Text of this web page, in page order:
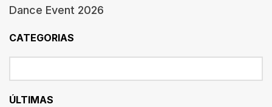
Dance Event 2026
CATEGORIAS
ÚLTIMAS